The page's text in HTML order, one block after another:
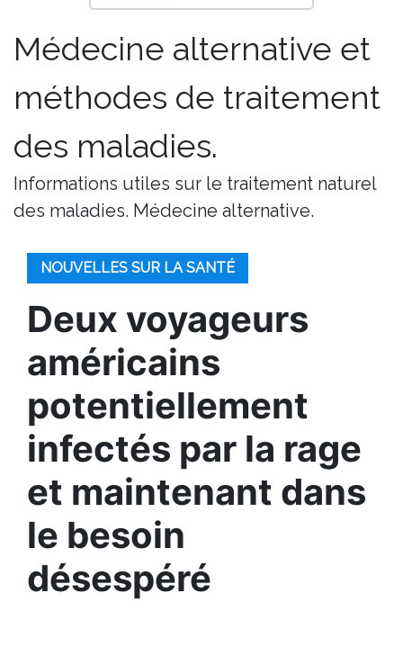
Médecine alternative et
méthodes de traitement
des maladies.
Informations utiles sur le traitement naturel
des maladies. Médecine alternative.
NOUVELLES SUR LA SANTÉ
Deux voyageurs
américains
potentiellement
infectés par la rage
et maintenant dans
le besoin
désespéré